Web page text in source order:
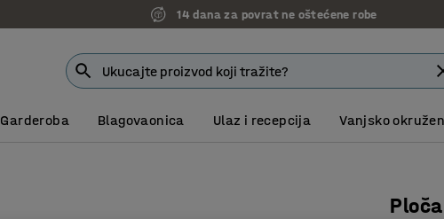
14 dana za povrat ne oštećene robe
Garderoba Blagovaonica Ulaz i recepcija Vanjsko